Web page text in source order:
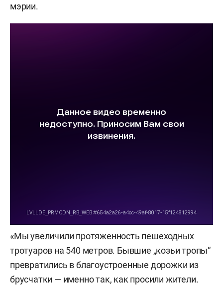
мэрии.
«Мы увеличили протяженность пешеходных
тротуаров на 540 метров. Бывшие „козьи тропы“
превратились в благоустроенные дорожки из
брусчатки — именно так, как просили жители.